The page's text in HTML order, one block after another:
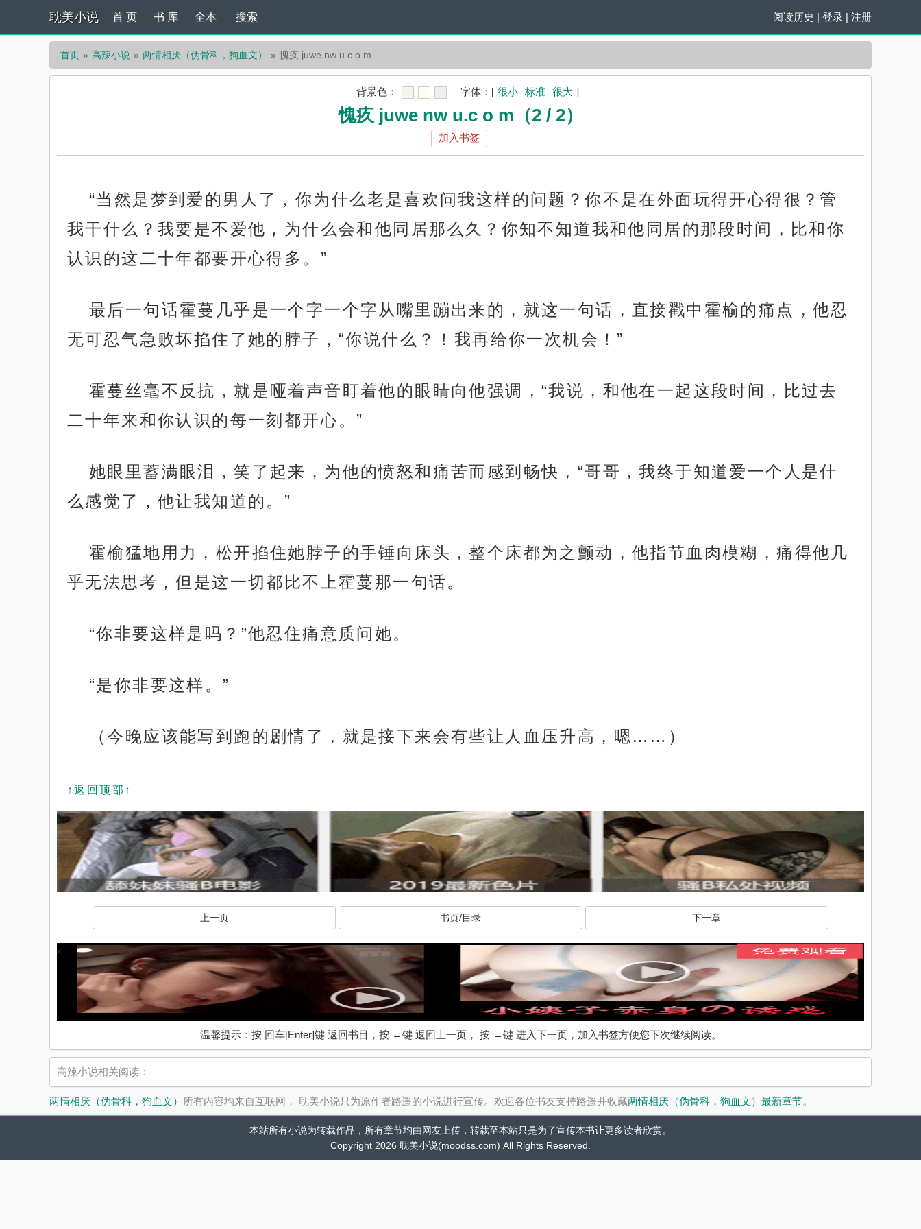
耽美小说 阅读历史 | 登录 | 注册
首 页 书 库 全本 搜索
首页 高辣小说 两情相厌（伪骨科，狗血文） 愧疚 juwe nw u.c o m
背景色： 字体： [ 很小 标准 很大 ]
愧疚 juwe nw u.c o m（2 / 2）
加入书签
“当然是梦到爱的男人了，你为什么老是喜欢问我这样的问题？你不是在外面玩得开心得很？管
我干什么？我要是不爱他，为什么会和他同居那么久？你知不知道我和他同居的那段时间，比和你
认识的这二十年都要开心得多。”
最后一句话霍蔓几乎是一个字一个字从嘴里蹦出来的，就这一句话，直接戳中霍榆的痛点，他忍
无可忍气急败坏掐住了她的脖子，“你说什么？！我再给你一次机会！”
霍蔓丝毫不反抗，就是哑着声音盯着他的眼睛向他强调，“我说，和他在一起这段时间，比过去
二十年来和你认识的每一刻都开心。”
她眼里蓄满眼泪，笑了起来，为他的愤怒和痛苦而感到畅快，“哥哥，我终于知道爱一个人是什
么感觉了，他让我知道的。”
霍榆猛地用力，松开掐住她脖子的手锤向床头，整个床都为之颤动，他指节血肉模糊，痛得他几
乎无法思考，但是这一切都比不上霍蔓那一句话。
“你非要这样是吗？”他忍住痛意质问她。
“是你非要这样。”
（今晚应该能写到跑的剧情了，就是接下来会有些让人血压升高，嗯……）
↑返回顶部↑
x
上一页 书页/目录 下一章
x
温馨提示：按 回车[Enter]键 返回书目，按 ←键 返回上一页， 按 →键 进入下一页，加入书签方便您下次继续阅读。
高辣小说相关阅读：
两情相厌（伪骨科，狗血文） 所有内容均来自互联网， 耽美小说只为原作者路遥的小说进行宣传。欢迎各位书友支持路遥并收藏两情相厌（伪骨科，狗血文）最新章节。
本站所有小说为转载作品，所有章节均由网友上传，转载至本站只是为了宣传本书让更多读者欣赏。
Copyright 2026 耽美小说(moodss.com) All Rights Reserved.